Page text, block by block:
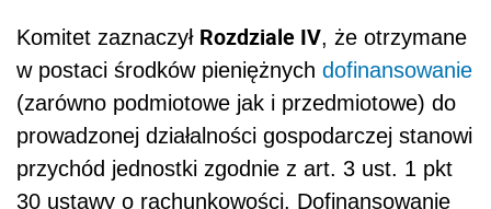
Komitet zaznaczył Rozdziale IV, że otrzymane
w postaci środków pieniężnych dofinansowanie
(zarówno podmiotowe jak i przedmiotowe) do
prowadzonej działalności gospodarczej stanowi
przychód jednostki zgodnie z art. 3 ust. 1 pkt
30 ustawy o rachunkowości. Dofinansowanie